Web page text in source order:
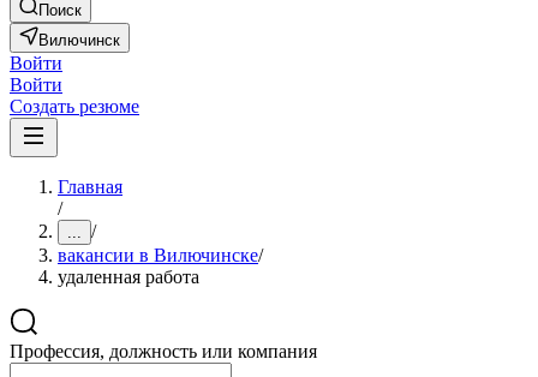
Поиск
Вилючинск
Войти
Войти
Создать резюме
Главная
/
... /
вакансии в Вилючинске/
удаленная работа
Профессия, должность или компания